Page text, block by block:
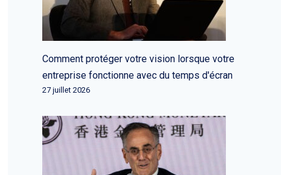
Comment protéger votre vision lorsque votre
entreprise fonctionne avec du temps d'écran
27 juillet 2026